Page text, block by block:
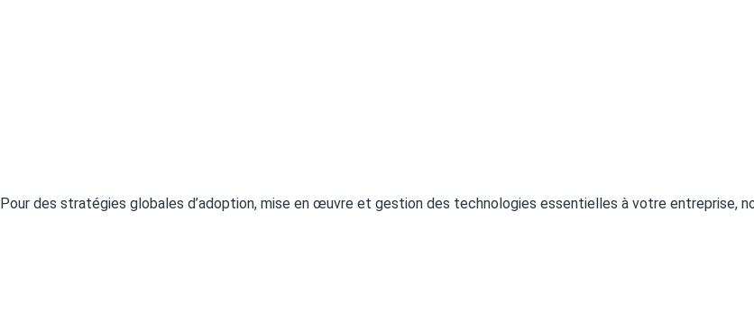
Pour des stratégies globales d’adoption, mise en œuvre et gestion des technologies essentielles à votre entreprise,